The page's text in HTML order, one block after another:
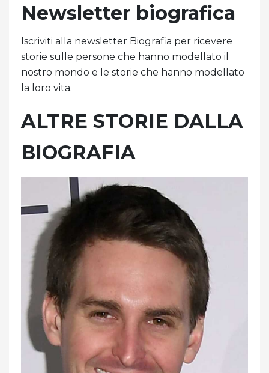
Newsletter biografica
Iscriviti alla newsletter Biografia per ricevere
storie sulle persone che hanno modellato il
nostro mondo e le storie che hanno modellato
la loro vita.
ALTRE STORIE DALLA
BIOGRAFIA